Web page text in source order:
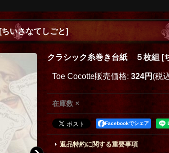
[ちいさなてしごと]
クラシック糸巻き台紙 ５枚組 [
Toe Cocotte販売価格: 324円(税
在庫数 ×
Facebookでシェア
返品特約に関する重要事項